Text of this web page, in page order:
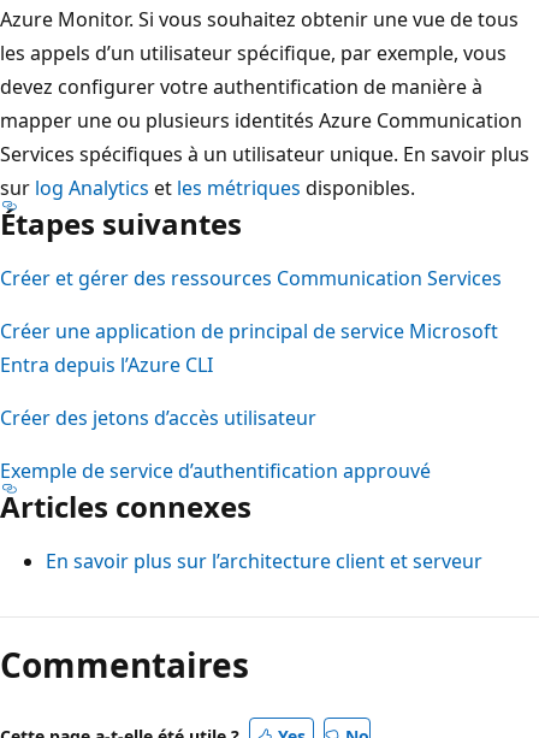
Azure Monitor. Si vous souhaitez obtenir une vue de tous
les appels d’un utilisateur spécifique, par exemple, vous
devez configurer votre authentification de manière à
mapper une ou plusieurs identités Azure Communication
Services spécifiques à un utilisateur unique. En savoir plus
sur log Analytics et les métriques disponibles.
Étapes suivantes
Créer et gérer des ressources Communication Services
Créer une application de principal de service Microsoft
Entra depuis l’Azure CLI
Créer des jetons d’accès utilisateur
Exemple de service d’authentification approuvé
Articles connexes
En savoir plus sur l’architecture client et serveur
Commentaires